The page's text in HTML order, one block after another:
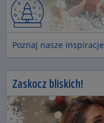
Poznaj nasze inspiracje
Zaskocz bliskich!